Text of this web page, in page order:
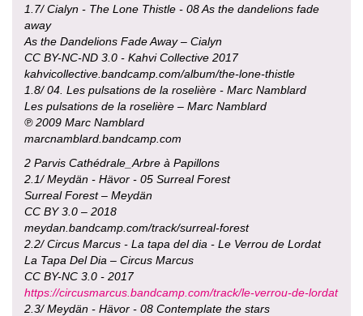
1.7/ Cialyn - The Lone Thistle - 08 As the dandelions fade
away
As the Dandelions Fade Away – Cialyn
CC BY-NC-ND 3.0 - Kahvi Collective 2017
kahvicollective.bandcamp.com/album/the-lone-thistle
1.8/ 04. Les pulsations de la roselière - Marc Namblard
Les pulsations de la roselière – Marc Namblard
℗ 2009 Marc Namblard
marcnamblard.bandcamp.com
2 Parvis Cathédrale_Arbre à Papillons
2.1/ Meydän - Hävor - 05 Surreal Forest
Surreal Forest – Meydän
CC BY 3.0 – 2018
meydan.bandcamp.com/track/surreal-forest
2.2/ Circus Marcus - La tapa del dia - Le Verrou de Lordat
La Tapa Del Dia – Circus Marcus
CC BY-NC 3.0 - 2017
https://circusmarcus.bandcamp.com/track/le-verrou-de-lordat
2.3/ Meydän - Hävor - 08 Contemplate the stars